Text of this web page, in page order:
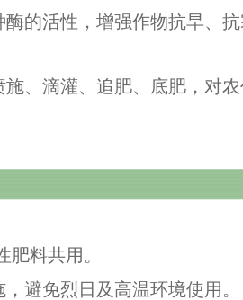
的活性，增强作物抗旱、
、滴灌、追肥、底肥，对
肥料共用。
避免烈日及高温环境使用。